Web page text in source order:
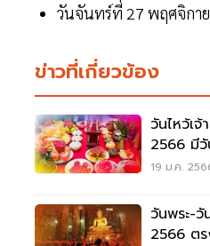
วันจันทร์ที่ 27 พฤศจิกา
ข่าวที่เกี่ยวข้อง
วันไหว้เจ้
2566 มีวั
19 ม.ค.
วันพระ-
2566 ต